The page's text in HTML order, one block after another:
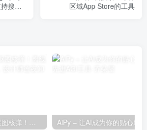
搜索
区域App Store的工具
Excel里藏了个AI抠图核弹！离线1秒批量抠图300张，设计师连夜卸载PS